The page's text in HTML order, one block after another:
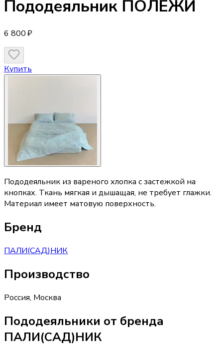
Пододеяльник ПОЛЕЖИ
6 800 ₽
Купить
Пододеяльник из вареного хлопка с застежкой на
кнопках. Ткань мягкая и дышащая, не требует глажки.
Материал имеет матовую поверхность.
Бренд
ПАЛИ(САД)НИК
Производство
Россия, Москва
Пододеяльники от бренда
ПАЛИ(САД)НИК